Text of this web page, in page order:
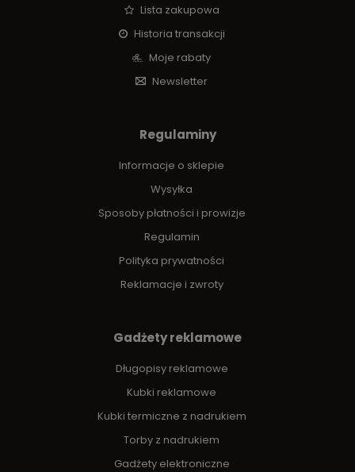
Lista zakupowa
Historia transakcji
Moje rabaty
Newsletter
Regulaminy
Informacje o sklepie
Wysyłka
Sposoby płatności i prowizje
Regulamin
Polityka prywatności
Reklamacje i zwroty
Gadżety reklamowe
Długopisy reklamowe
Kubki reklamowe
Kubki termiczne z nadrukiem
Torby z nadrukiem
Gadżety elektroniczne